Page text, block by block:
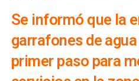
Se informó que la
garrafones de
primer paso para